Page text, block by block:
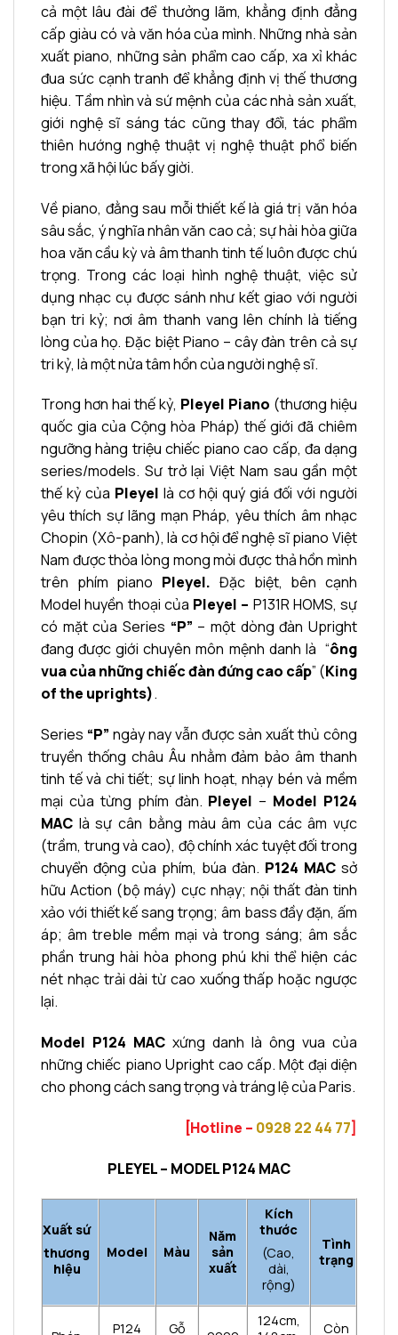
cả một lâu đài để thưởng lãm, khẳng định đẳng
cấp giàu có và văn hóa của mình. Những nhà sản
xuất piano, những sản phẩm cao cấp, xa xỉ khác
đua sức cạnh tranh để khẳng định vị thế thương
hiệu. Tầm nhìn và sứ mệnh của các nhà sản xuất,
giới nghệ sĩ sáng tác cũng thay đổi, tác phẩm
thiên hướng nghệ thuật vị nghệ thuật phổ biến
trong xã hội lúc bấy giời.
Về piano, đằng sau mỗi thiết kế là giá trị văn hóa
sâu sắc, ý nghĩa nhân văn cao cả; sự hài hòa giữa
hoa văn cầu kỳ và âm thanh tinh tế luôn được chú
trọng. Trong các loại hình nghệ thuật, việc sử
dụng nhạc cụ được sánh như kết giao với người
bạn tri kỷ; nơi âm thanh vang lên chính là tiếng
lòng của họ. Đặc biệt Piano – cây đàn trên cả sự
tri kỷ, là một nửa tâm hồn của người nghệ sĩ.
Trong hơn hai thế kỷ, Pleyel Piano (thương hiệu
quốc gia của Cộng hòa Pháp) thế giới đã chiêm
ngưỡng hàng triệu chiếc piano cao cấp, đa dạng
series/models. Sư trở lại Việt Nam sau gần một
thế kỷ của Pleyel là cơ hội quý giá đối với người
yêu thích sự lãng mạn Pháp, yêu thích âm nhạc
Chopin (Xô-panh), là cơ hội để nghệ sĩ piano Việt
Nam được thỏa lòng mong mỏi được thả hồn mình
trên phím piano Pleyel. Đặc biệt, bên cạnh
Model huyền thoại của Pleyel – P131R HOMS, sự
có mặt của Series “P” – một dòng đàn Upright
đang được giới chuyên môn mệnh danh là “ông
vua của những chiếc đàn đứng cao cấp” (King
of the uprights).
Series “P” ngày nay vẫn được sản xuất thủ công
truyền thống châu Âu nhằm đảm bảo âm thanh
tinh tế và chi tiết; sự linh hoạt, nhạy bén và mềm
mại của từng phím đàn. Pleyel – Model P124
MAC là sự cân bằng màu âm của các âm vực
(trầm, trung và cao), độ chính xác tuyệt đối trong
chuyển động của phím, búa đàn. P124 MAC sở
hữu Action (bộ máy) cực nhạy; nội thất đàn tinh
xảo với thiết kế sang trọng; âm bass đầy đặn, ấm
áp; âm treble mềm mại và trong sáng; âm sắc
phần trung hài hòa phong phú khi thể hiện các
nét nhạc trải dài từ cao xuống thấp hoặc ngược
lại.
Model P124 MAC xứng danh là ông vua của
những chiếc piano Upright cao cấp. Một đại diện
cho phong cách sang trọng và tráng lệ của Paris.
[Hotline – 0928 22 44 77]
PLEYEL – MODEL P124 MAC
Xuất sứ
thương
hiệu
Model Màu
Năm
sản
xuất
Kích
thước
(Cao,
dài,
rộng)
Tình
trạng
P124 Gỗ
124cm,
Còn